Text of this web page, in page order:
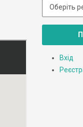
Вхід